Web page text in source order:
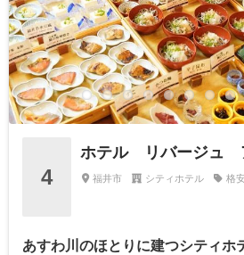
4
ホテル リバージュ
福井市 シティホテル 格
あすわ川のほとりに建つシティホ